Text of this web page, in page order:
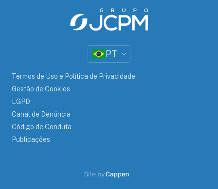
PT
Termos de Uso e Política de Privacidade
Gestão de Cookies
LGPD
Canal de Denúncia
Código de Conduta
Publicações